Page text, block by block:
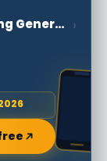
Sobori Clermont-Ferrand ning General Asar ›